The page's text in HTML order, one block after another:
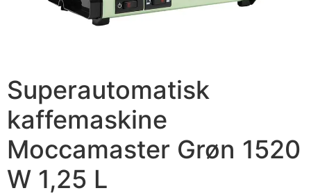
Superautomatisk
kaffemaskine
Moccamaster Grøn 1520
W 1,25 L